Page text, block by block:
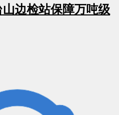
边检站保障万吨级